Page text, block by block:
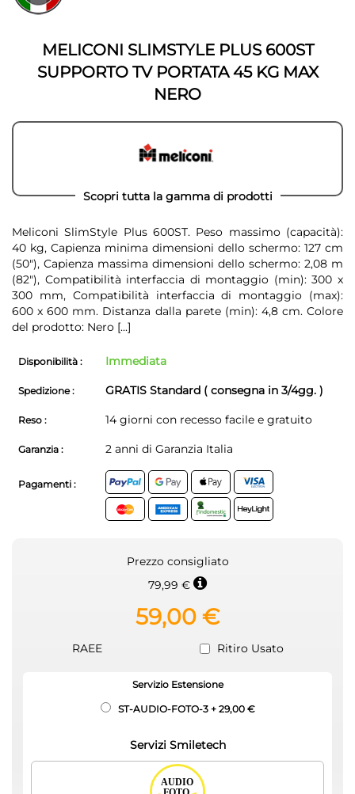
della
galleria
immaginiMELICONI SLIMSTYLE PLUS 600ST
SUPPORTO TV PORTATA 45 KG MAX
NERO
Scopri tutta la gamma di prodotti
Meliconi SlimStyle Plus 600ST. Peso massimo (capacità):
40 kg, Capienza minima dimensioni dello schermo: 127 cm
(50"), Capienza massima dimensioni dello schermo: 2,08 m
(82"), Compatibilità interfaccia di montaggio (min): 300 x
300 mm, Compatibilità interfaccia di montaggio (max):
600 x 600 mm. Distanza dalla parete (min): 4,8 cm. Colore
del prodotto: Nero [...]
Disponibilità : Immediata
Spedizione : GRATIS Standard ( consegna in 3/4gg. )
Reso : 14 giorni con recesso facile e gratuito
Garanzia : 2 anni di Garanzia Italia
Pagamenti :
Prezzo consigliato
79,99 €
59,00 €
RAEE Ritiro Usato
Servizio Estensione
ST-AUDIO-FOTO-3 + 29,00 €
Servizi Smiletech